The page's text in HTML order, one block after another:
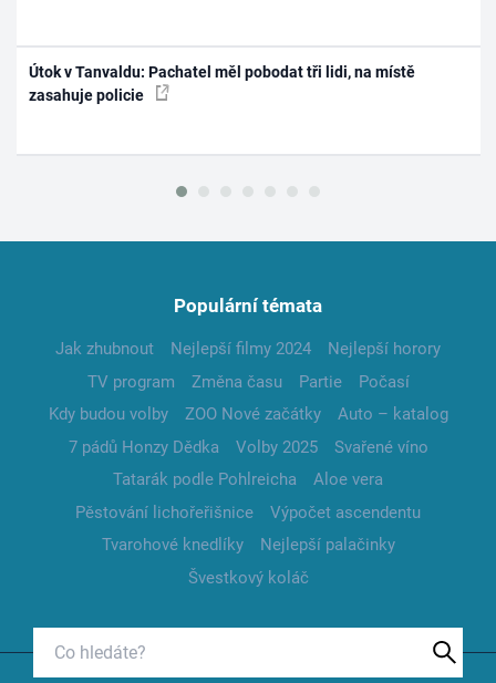
Útok v Tanvaldu: Pachatel měl pobodat tři lidi, na místě
zasahuje policie
Populární témata
Jak zhubnout Nejlepší filmy 2024
Nejlepší horory
TV program
Změna času Partie
Počasí
Kdy budou volby
ZOO Nové začátky
Auto – katalog
7 pádů Honzy Dědka
Volby 2025
Svařené víno
Tatarák podle Pohlreicha
Aloe vera
Pěstování lichořeřišnice
Výpočet ascendentu
Tvarohové knedlíky
Nejlepší palačinky
Švestkový koláč